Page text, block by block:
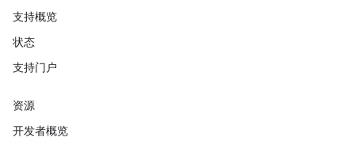
支持概览
状态
支持门户
资源
开发者概览